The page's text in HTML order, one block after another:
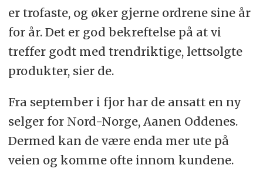
er trofaste, og øker gjerne ordrene sine år
for år. Det er god bekreftelse på at vi
treffer godt med trendriktige, lettsolgte
produkter, sier de.
Fra september i fjor har de ansatt en ny
selger for Nord-Norge, Aanen Oddenes.
Dermed kan de være enda mer ute på
veien og komme ofte innom kundene.